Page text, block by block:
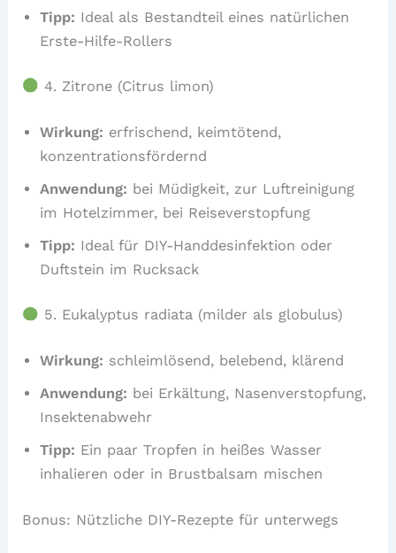
Tipp: Ideal als Bestandteil eines natürlichen
Erste-Hilfe-Rollers
4. Zitrone (Citrus limon)
Wirkung: erfrischend, keimtötend,
konzentrationsfördernd
Anwendung: bei Müdigkeit, zur Luftreinigung
im Hotelzimmer, bei Reiseverstopfung
Tipp: Ideal für DIY-Handdesinfektion oder
Duftstein im Rucksack
5. Eukalyptus radiata (milder als globulus)
Wirkung: schleimlösend, belebend, klärend
Anwendung: bei Erkältung, Nasenverstopfung,
Insektenabwehr
Tipp: Ein paar Tropfen in heißes Wasser
inhalieren oder in Brustbalsam mischen
Bonus: Nützliche DIY-Rezepte für unterwegs